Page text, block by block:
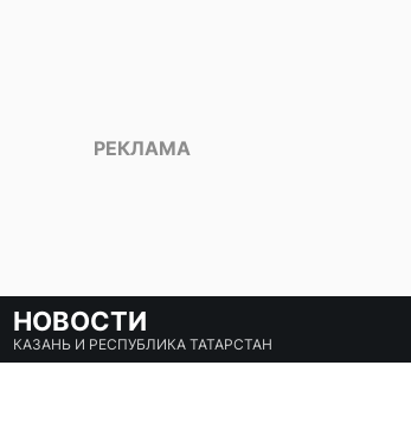
НОВОСТИ
КАЗАНЬ И РЕСПУБЛИКА ТАТАРСТАН